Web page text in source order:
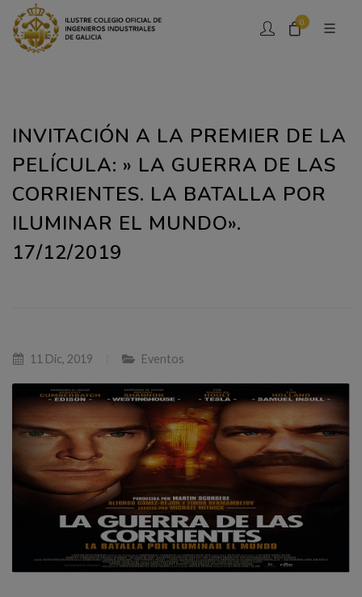
0
INVITACIÓN A LA PREMIER DE LA
PELÍCULA: » LA GUERRA DE LAS
CORRIENTES. LA BATALLA POR
ILUMINAR EL MUNDO».
17/12/2019
11 Dic, 2019 Eventos